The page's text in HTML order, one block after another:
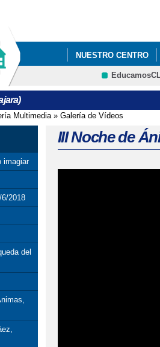
NUESTRO CENTRO
ANUNCIOS Y
aquí
Multimedia» Galería de Vídeos
imagiar
2018
del
III Noche de